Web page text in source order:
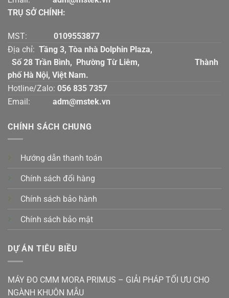
TRỤ SỞ CHÍNH:
MST: 0109553877
Địa chỉ: Tầng 3, Tòa nhà Dolphin Plaza,
Số 28 Trần Bình, Phường Từ Liêm, Thành
phố Hà Nội, Việt Nam.
Hotline/Zalo: 056 835 7357
Email:
adm@mstek.vn
CHÍNH SÁCH CHUNG
Hướng dẫn thanh toán
Chính sách đổi hàng
Chính sách bảo hành
Chính sách bảo mật
DỰ ÁN TIÊU BIỀU
MÁY ĐO CMM MORA PRIMUS – GIẢI PHÁP TỐI ƯU CHO
NGÀNH KHUÔN MẪU